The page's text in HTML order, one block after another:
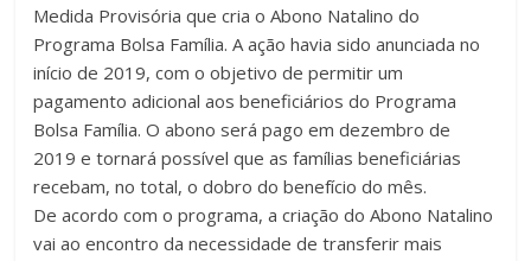
Medida Provisória que cria o Abono Natalino do
Programa Bolsa Família. A ação havia sido anunciada no
início de 2019, com o objetivo de permitir um
pagamento adicional aos beneficiários do Programa
Bolsa Família. O abono será pago em dezembro de
2019 e tornará possível que as famílias beneficiárias
recebam, no total, o dobro do benefício do mês.
De acordo com o programa, a criação do Abono Natalino
vai ao encontro da necessidade de transferir mais